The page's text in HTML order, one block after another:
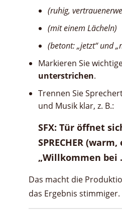
(ruhig,
(mit einem Lächeln)
(betont: „jetzt“ und
Markieren Sie
unterstrichen.
Trennen Sie
und Musik klar, z. B.:
SFX: Tür öffnet
SPRECHER
„Willkommen bei
Das macht die
das Ergebnis stimmiger.